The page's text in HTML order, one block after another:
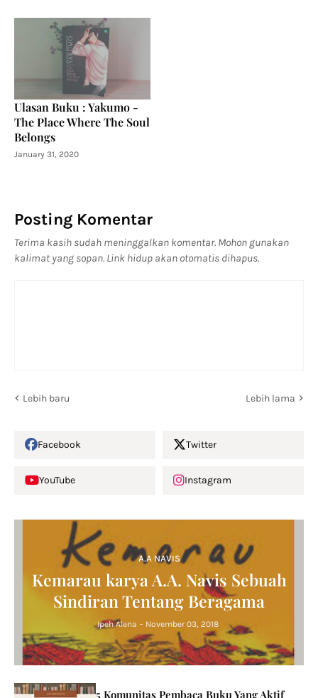
Ulasan Buku : Yakumo -
The Place Where The Soul
Belongs
January 31, 2020
Posting Komentar
Terima kasih sudah meninggalkan komentar. Mohon gunakan
kalimat yang sopan. Link hidup akan otomatis dihapus.
Lebih baru Lebih lama
Facebook Twitter
YouTube Instagram
A.A NAVIS
Kemarau karya A.A. Navis Sebuah
Sindiran Tentang Beragama
Ipeh Alena - November 03, 2018
5 Komunitas Pembaca Buku Yang Aktif